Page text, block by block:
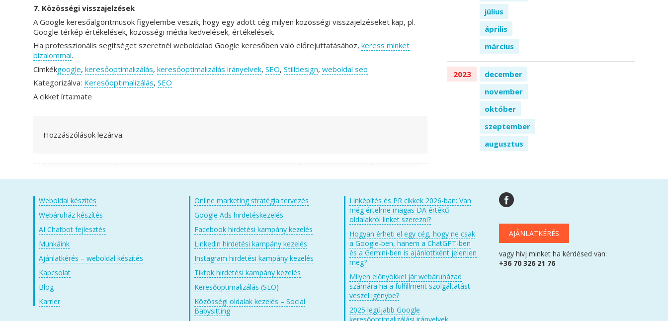
7. Közösségi visszajelzések
A Google keresőalgoritmusok figyelembe veszik, hogy egy adott cég milyen közösségi visszajelzéseket kap, pl.
Google térkép értékelések, közösségi média kedvelések, értékelések.
Ha professzionális segítséget szeretnél weboldalad Google keresőben való előrejuttatásához,keress minket
bizalommal.
Címkékgoogle,keresőoptimalizálás,keresőoptimalizálás irányelvek,SEO,Stilldesign,weboldal seo
Kategorizálva: Keresőoptimalizálás,SEO
A cikket írta:mate
Hozzászólások lezárva.
július
április
március
2023
december
november
október
szeptember
augusztus
Weboldal készítés
Webáruház készítés
AI Chatbot fejlesztés
Munkáink
Ajánlatkérés – weboldal készítés
Kapcsolat
Blog
Karrier
Online marketing stratégia tervezés
Google Ads hirdetéskezelés
Facebook hirdetési kampány kezelés
Linkedin hirdetési kampány kezelés
Instagram hirdetési kampány kezelés
Tiktok hirdetési kampány kezelés
Keresőoptimalizálás (SEO)
Közösségi oldalak kezelés – Social
Babysitting
Linképítés és PR cikkek 2026-ban: Van
még értelme magas DA értékű
oldalakról linket szerezni?
Hogyan érheti el egy cég, hogy ne csak
a Google-ben, hanem a ChatGPT-ben
és a Gemini-ben is ajánlottként jelenjen
meg?
Milyen előnyökkel jár webáruházad
számára ha a fulfillment szolgáltatást
veszel igénybe?
2025 legújabb Google
keresőoptimalizálási irányelvek
AJÁNLATKÉRÉS
vagy hívj minket ha kérdésed van:
+36 70 326 21 76